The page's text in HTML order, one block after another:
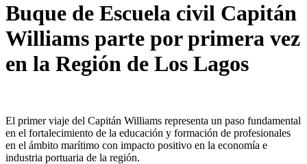
Buque de Escuela civil Capitán
Williams parte por primera vez
en la Región de Los Lagos
El primer viaje del Capitán Williams representa un paso fundamental
en el fortalecimiento de la educación y formación de profesionales
en el ámbito marítimo con impacto positivo en la economía e
industria portuaria de la región.